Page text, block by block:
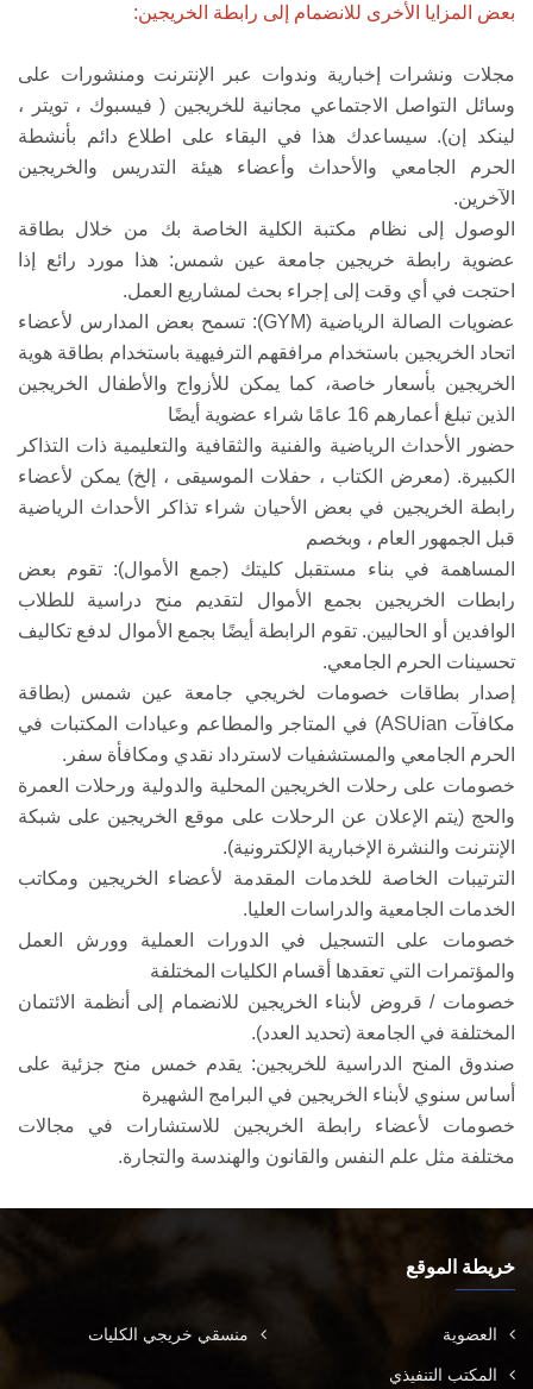
بعض المزايا الأخرى للانضمام إلى رابطة الخريجين:
مجلات ونشرات إخبارية وندوات عبر الإنترنت ومنشورات على
وسائل التواصل الاجتماعي مجانية للخريجين ( فيسبوك ، تويتر ،
لينكد إن). سيساعدك هذا في البقاء على اطلاع دائم بأنشطة
الحرم الجامعي والأحداث وأعضاء هيئة التدريس والخريجين
الآخرين.
الوصول إلى نظام مكتبة الكلية الخاصة بك من خلال بطاقة
عضوية رابطة خريجين جامعة عين شمس: هذا مورد رائع إذا
احتجت في أي وقت إلى إجراء بحث لمشاريع العمل.
عضويات الصالة الرياضية (GYM): تسمح بعض المدارس لأعضاء
اتحاد الخريجين باستخدام مرافقهم الترفيهية باستخدام بطاقة هوية
الخريجين بأسعار خاصة، كما يمكن للأزواج والأطفال الخريجين
الذين تبلغ أعمارهم 16 عامًا شراء عضوية أيضًا
حضور الأحداث الرياضية والفنية والثقافية والتعليمية ذات التذاكر
الكبيرة. (معرض الكتاب ، حفلات الموسيقى ، إلخ) يمكن لأعضاء
رابطة الخريجين في بعض الأحيان شراء تذاكر الأحداث الرياضية
قبل الجمهور العام ، وبخصم
المساهمة في بناء مستقبل كليتك (جمع الأموال): تقوم بعض
رابطات الخريجين بجمع الأموال لتقديم منح دراسية للطلاب
الوافدين أو الحاليين. تقوم الرابطة أيضًا بجمع الأموال لدفع تكاليف
تحسينات الحرم الجامعي.
إصدار بطاقات خصومات لخريجي جامعة عين شمس (بطاقة
مكافآت ASUian) في المتاجر والمطاعم وعيادات المكتبات في
الحرم الجامعي والمستشفيات لاسترداد نقدي ومكافأة سفر.
خصومات على رحلات الخريجين المحلية والدولية ورحلات العمرة
والحج (يتم الإعلان عن الرحلات على موقع الخريجين على شبكة
الإنترنت والنشرة الإخبارية الإلكترونية).
الترتيبات الخاصة للخدمات المقدمة لأعضاء الخريجين ومكاتب
الخدمات الجامعية والدراسات العليا.
خصومات على التسجيل في الدورات العملية وورش العمل
والمؤتمرات التي تعقدها أقسام الكليات المختلفة
خصومات / قروض لأبناء الخريجين للانضمام إلى أنظمة الائتمان
المختلفة في الجامعة (تحديد العدد).
صندوق المنح الدراسية للخريجين: يقدم خمس منح جزئية على
أساس سنوي لأبناء الخريجين في البرامج الشهيرة
خصومات لأعضاء رابطة الخريجين للاستشارات في مجالات
مختلفة مثل علم النفس والقانون والهندسة والتجارة.
خريطة الموقع
العضوية منسقي خريجي الكليات
المكتب التنفيذي